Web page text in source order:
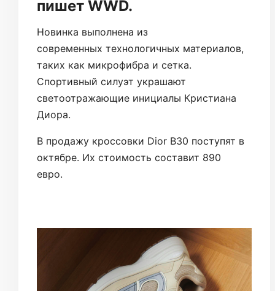
пишет WWD.
Новинка выполнена из
современных технологичных материалов,
таких как микрофибра и сетка.
Спортивный силуэт украшают
светоотражающие инициалы Кристиана
Диора.
В продажу кроссовки Dior B30 поступят в
октябре. Их стоимость составит 890
евро.